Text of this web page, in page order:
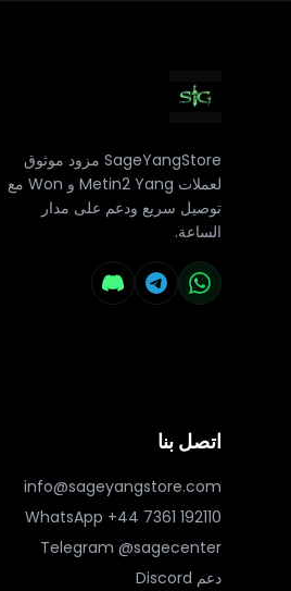
SageYangStore مزود موثوق
لعملات Metin2 Yang و Won مع
توصيل سريع ودعم على مدار
الساعة.
اتصل بنا
info@sageyangstore.com
WhatsApp +44 7361 192110
Telegram @sagecenter
دعم Discord